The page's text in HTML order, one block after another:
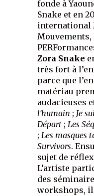
fonde à
Snake et en
international
Mouvements,
Zora Snake
très fort à
parce que
matériau
audacieuses
l’humain ; Je
Départ ;Les
;Les masques
Survivors.
sujet de
L’artiste
des
workshops,